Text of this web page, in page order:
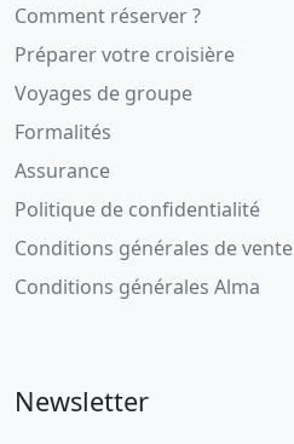
Comment réserver ?
Préparer votre croisière
Voyages de groupe
Formalités
Assurance
Politique de confidentialité
Conditions générales de vente
Conditions générales Alma
Newsletter